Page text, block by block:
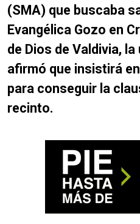
(SMA) que buscaba
Evangélica Gozo en
de Dios de Valdivia,
afirmó que insistirá
para conseguir la
recinto.